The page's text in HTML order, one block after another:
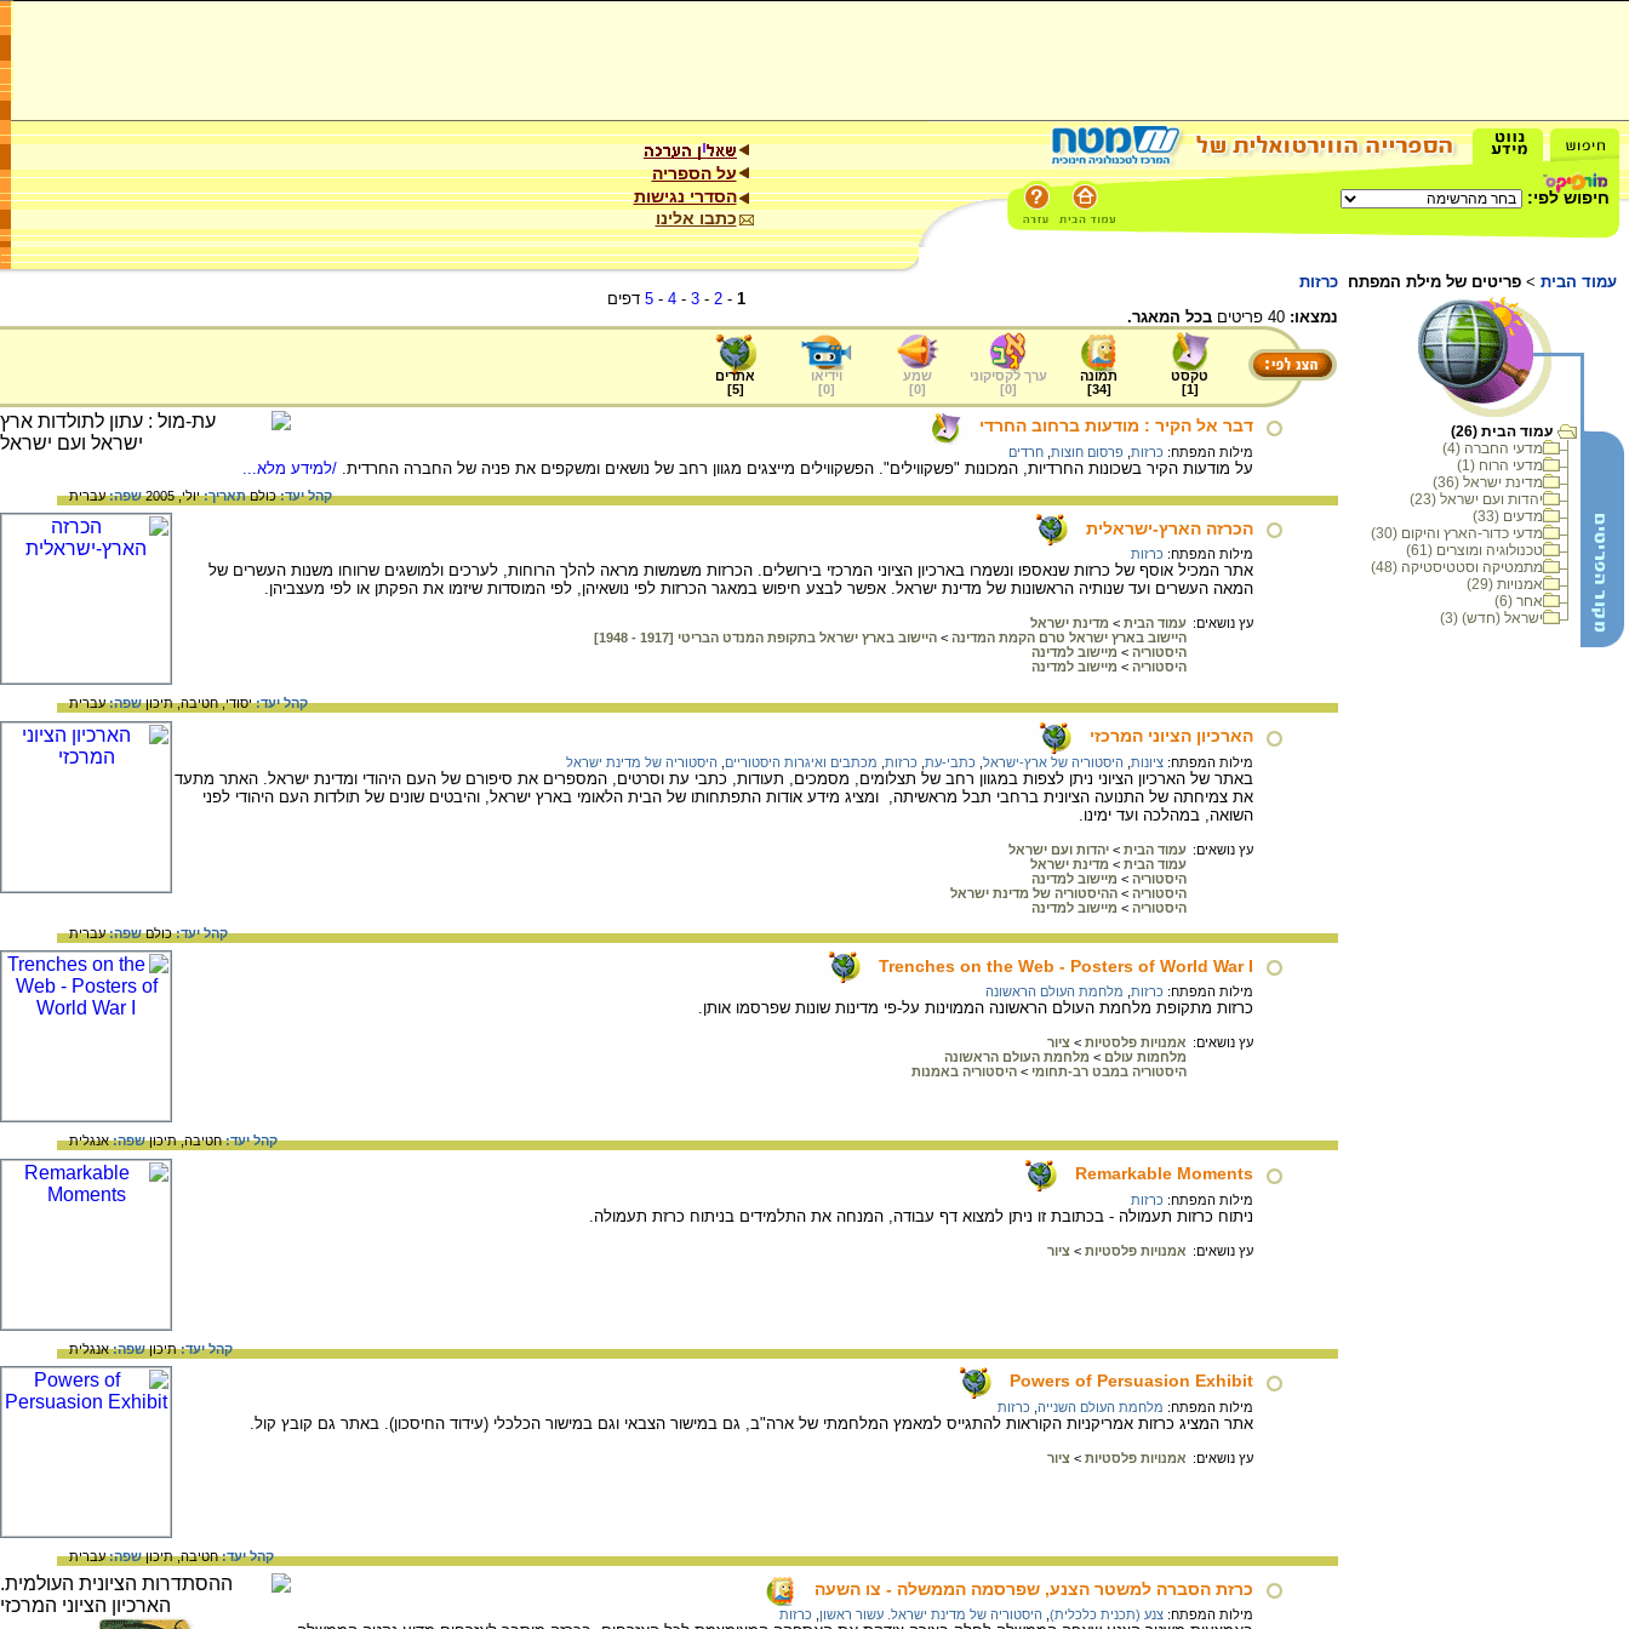
חיפוש לפי:
על הספריה
הסדרי נגישות
כתבו אלינו
עמוד הבית > פריטים של מילת המפתח כרזות
עמוד הבית (26)
מדעי החברה (4)
מדעי הרוח (1)
מדינת ישראל (36)
יהדות ועם ישראל (23)
מדעים (33)
מדעי כדור-הארץ והיקום (30)
טכנולוגיה ומוצרים (61)
מתמטיקה וסטטיסטיקה (48)
אמנויות (29)
אחר (6)
ישראל (חדש) (3)
1
-
2
-
3
-
4
-
5 דפים
נמצאו:
בכל המאגר.
טקסט
[
1
]
תמונה
[
34
]
ערך לקסיקוני
[
0
]
שמע
[
0
]
וידיאו
[
0
]
אתרים
[
5
]
דבר אל הקיר : מודעות ברחוב החרדי
מילות המפתח: כרזות פרסום חוצות חרדים
על מודעות הקיר בשכונות החרדיות, המכונות "פשקווילים". הפשקווילים מייצגים מגוון רחב של נושאים ומשקפים את פניה של החברה החרדית. /למידע מלא...
קהל יעד:כולםתאריך:יולי, 2005 שפה:עברית
הכרזה הארץ-ישראלית
מילות המפתח: כרזות
אתר המכיל אוסף של כרזות שנאספו ונשמרו בארכיון הציוני המרכזי בירושלים. הכרזות משמשות מראה להלך הרוחות, לערכים ולמושגים שרווחו משנות העשרים של
המאה העשרים ועד שנותיה הראשונות של מדינת ישראל. אפשר לבצע חיפוש במאגר הכרזות לפי נושאיהן, לפי המוסדות שיזמו את הפקתן או לפי מעצביהן.
עץ נושאים: עמוד הבית > מדינת ישראל
היישוב בארץ ישראל טרם הקמת המדינה > היישוב בארץ ישראל בתקופת המנדט הבריטי [1917 - 1948]
היסטוריה > מיישוב למדינה
היסטוריה > מיישוב למדינה
קהל יעד:יסודי,חטיבה,תיכוןשפה:עברית
הארכיון הציוני המרכזי
מילות המפתח: ציונות היסטוריה של ארץ-ישראל כתבי-עת כרזות מכתבים ואיגרות היסטוריים היסטוריה של מדינת ישראל
באתר של הארכיון הציוני ניתן לצפות במגוון רחב של תצלומים, מסמכים, תעודות, כתבי עת וסרטים, המספרים את סיפורם של העם היהודי ומדינת ישראל. האתר מתעד
את צמיחתה של התנועה הציונית ברחבי תבל מראשיתה, ומציג מידע אודות התפתחותו של הבית הלאומי בארץ ישראל, והיבטים שונים של תולדות העם היהודי לפני
השואה, במהלכה ועד ימינו.
עץ נושאים: עמוד הבית > יהדות ועם ישראל
עמוד הבית > מדינת ישראל
היסטוריה > מיישוב למדינה
היסטוריה > ההיסטוריה של מדינת ישראל
היסטוריה > מיישוב למדינה
קהל יעד:כולםשפה:עברית
Trenches on the Web - Posters of World War I
מילות המפתח: כרזות מלחמת העולם הראשונה
כרזות מתקופת מלחמת העולם הראשונה הממוינות על-פי מדינות שונות שפרסמו אותן.
עץ נושאים: אמנויות פלסטיות > ציור
מלחמות עולם > מלחמת העולם הראשונה
היסטוריה במבט רב-תחומי > היסטוריה באמנות
קהל יעד:חטיבה,תיכוןשפה:אנגלית
Remarkable Moments
מילות המפתח: כרזות
ניתוח כרזות תעמולה - בכתובת זו ניתן למצוא דף עבודה, המנחה את התלמידים בניתוח כרזת תעמולה.
עץ נושאים: אמנויות פלסטיות > ציור
קהל יעד:תיכוןשפה:אנגלית
Powers of Persuasion Exhibit
מילות המפתח: מלחמת העולם השנייה כרזות
אתר המציג כרזות אמריקניות הקוראות להתגייס למאמץ המלחמתי של ארה"ב, גם במישור הצבאי וגם במישור הכלכלי (עידוד החיסכון). באתר גם קובץ קול.
עץ נושאים: אמנויות פלסטיות > ציור
קהל יעד:חטיבה,תיכוןשפה:עברית
כרזת הסברה למשטר הצנע, שפרסמה הממשלה - צו השעה
מילות המפתח: צנע (תכנית כלכלית) היסטוריה של מדינת ישראל. עשור ראשון כרזות